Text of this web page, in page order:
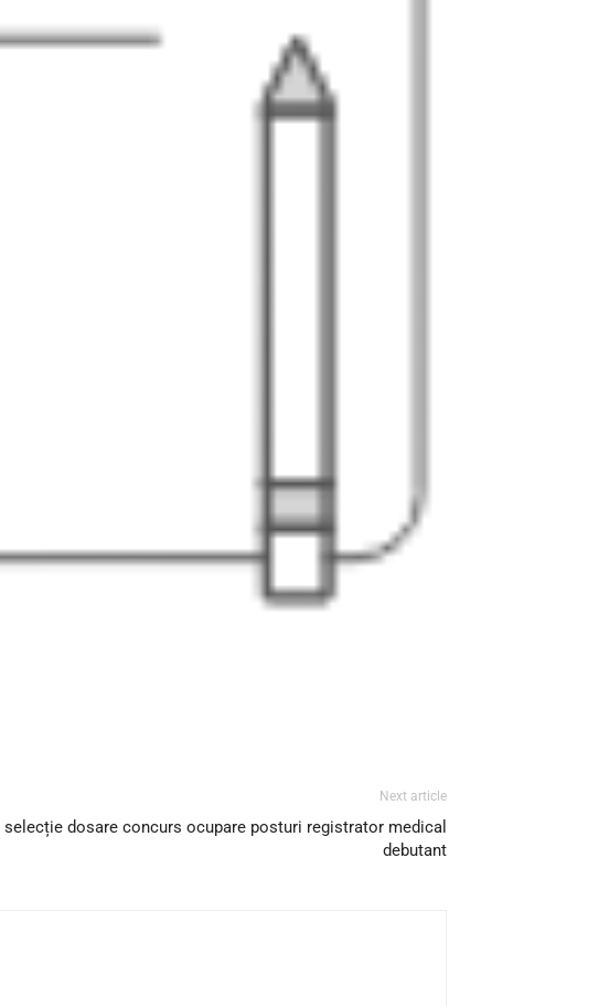
Next article
selecție dosare concurs ocupare posturi registrator medical
debutant